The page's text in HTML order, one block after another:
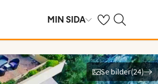
MIN SIDA Se dina sparade
Sök på ving.se
Se bilder(24)